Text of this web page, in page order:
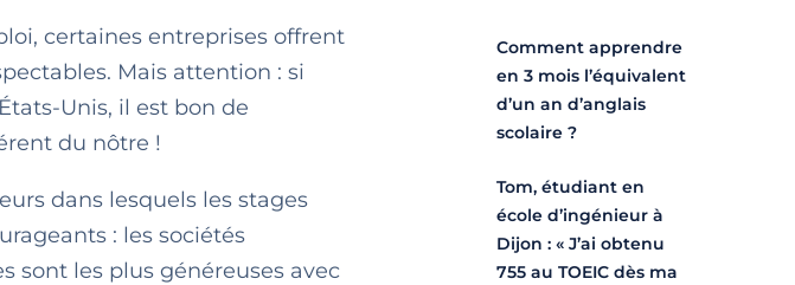
certaines entreprises offrent
Mais attention : si
Unis, il est bon de
du nôtre !
dans lesquels les stages
: les sociétés
sont les plus généreuses avec
Comment apprendre
en 3 mois l’équivalent
d’un an d’anglais
scolaire ?
Tom, étudiant en
école d’ingénieur à
Dijon : « J’ai obtenu
755 au TOEIC dès ma